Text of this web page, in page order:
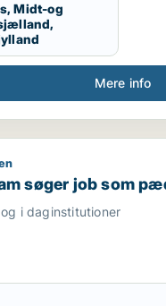
Midt-og
Mere info
søger job som
søger job som
i daginstitutioner